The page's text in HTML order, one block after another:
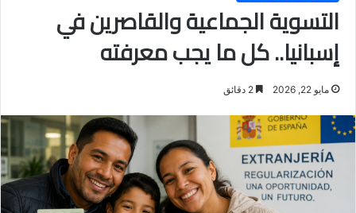
التسوية الجماعية والقاصرين في
إسبانيا.. كل ما يجب معرفته
مايو 22, 2026